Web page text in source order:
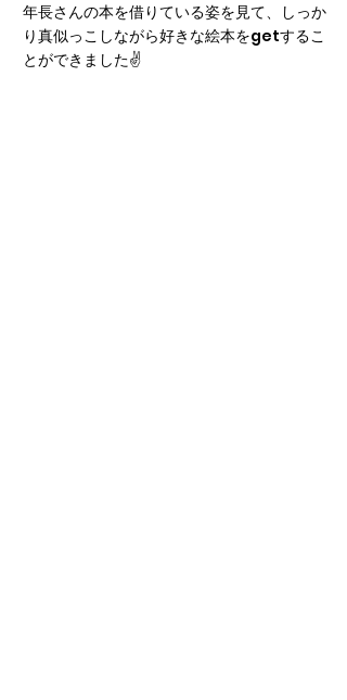
年長さんの本を借りている姿を見て、しっか
り真似っこしながら好きな絵本をgetするこ
とができました✌